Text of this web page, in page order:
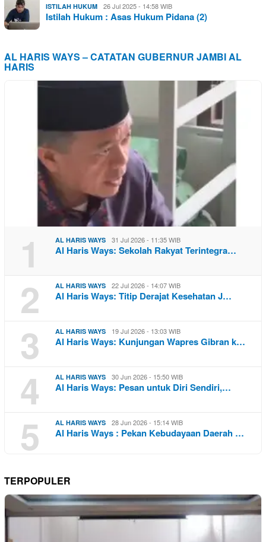
ISTILAH HUKUM 26 Jul 2025 - 14:58 WIB
Istilah Hukum : Asas Hukum Pidana (2)
AL HARIS WAYS – CATATAN GUBERNUR JAMBI AL
HARIS
1 AL HARIS WAYS 31 Jul 2026 - 11:35 WIB
Al Haris Ways: Sekolah Rakyat Terintegra…
2 AL HARIS WAYS 22 Jul 2026 - 14:07 WIB
Al Haris Ways: Titip Derajat Kesehatan J…
3 AL HARIS WAYS 19 Jul 2026 - 13:03 WIB
Al Haris Ways: Kunjungan Wapres Gibran k…
4 AL HARIS WAYS 30 Jun 2026 - 15:50 WIB
Al Haris Ways: Pesan untuk Diri Sendiri,…
5 AL HARIS WAYS 28 Jun 2026 - 15:14 WIB
Al Haris Ways : Pekan Kebudayaan Daerah …
TERPOPULER